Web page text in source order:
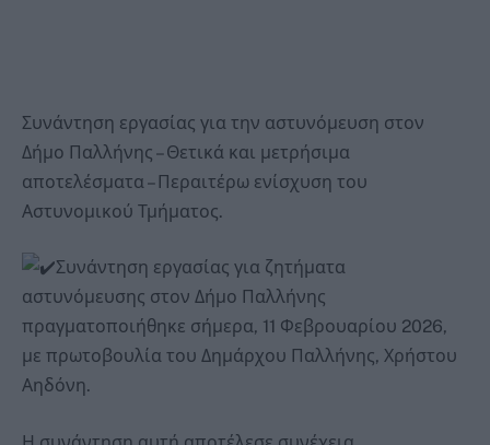
Συνάντηση εργασίας για την αστυνόμευση στον
Δήμο Παλλήνης – Θετικά και μετρήσιμα
αποτελέσματα – Περαιτέρω ενίσχυση του
Αστυνομικού Τμήματος.
Συνάντηση εργασίας για ζητήματα
αστυνόμευσης στον Δήμο Παλλήνης
πραγματοποιήθηκε σήμερα, 11 Φεβρουαρίου 2026,
με πρωτοβουλία του Δημάρχου Παλλήνης, Χρήστου
Αηδόνη.